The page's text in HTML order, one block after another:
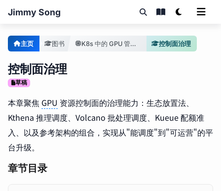
Jimmy Song
主页 图书 K8s 中的 GPU 管理手册 控制面治理
控制面治理
草稿
本章聚焦 GPU 资源控制面的治理能力：生态放置法、
Kthena 推理调度、Volcano 批处理调度、Kueue 配额准
入、以及参考架构的组合，实现从"能调度"到"可运营"的平
台升级。
章节目录